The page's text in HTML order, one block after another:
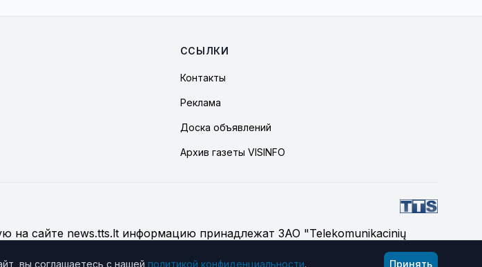
ССЫЛКИ
Контакты
Реклама
Доска объявлений
Архив газеты VISINFO
на сайте news.tts.lt информацию принадлежат ЗАО "Telekomunikacinių
вы соглашаетесь с нашей политикой конфиденциальности. Принять